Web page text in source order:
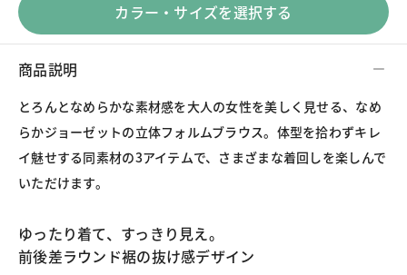
カラー・サイズを選択する
商品説明
とろんとなめらかな素材感を大人の女性を美しく見せる、なめ
らかジョーゼットの立体フォルムブラウス。体型を拾わずキレ
イ魅せする同素材の3アイテムで、さまざまな着回しを楽しんで
いただけます。
ゆったり着て、すっきり見え。
前後差ラウンド裾の抜け感デザイン